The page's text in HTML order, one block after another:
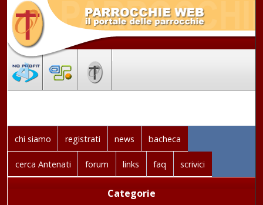
chi siamo registrati news bacheca
cerca Antenati forum links faq scrivici
Categorie